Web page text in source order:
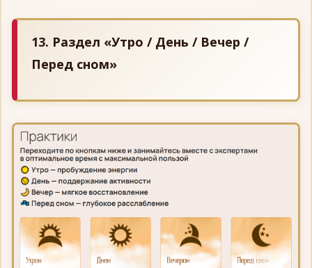
13. Раздел «Утро / День / Вечер /
Перед сном»